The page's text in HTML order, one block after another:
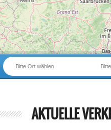
Bitte Ort wählen
AKTUELLE